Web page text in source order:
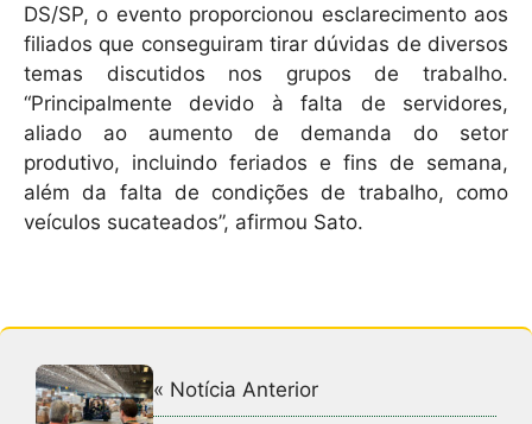
DS/SP, o evento proporcionou esclarecimento aos
filiados que conseguiram tirar dúvidas de diversos
temas discutidos nos grupos de trabalho.
“Principalmente devido à falta de servidores,
aliado ao aumento de demanda do setor
produtivo, incluindo feriados e fins de semana,
além da falta de condições de trabalho, como
veículos sucateados”, afirmou Sato.
« Notícia Anterior